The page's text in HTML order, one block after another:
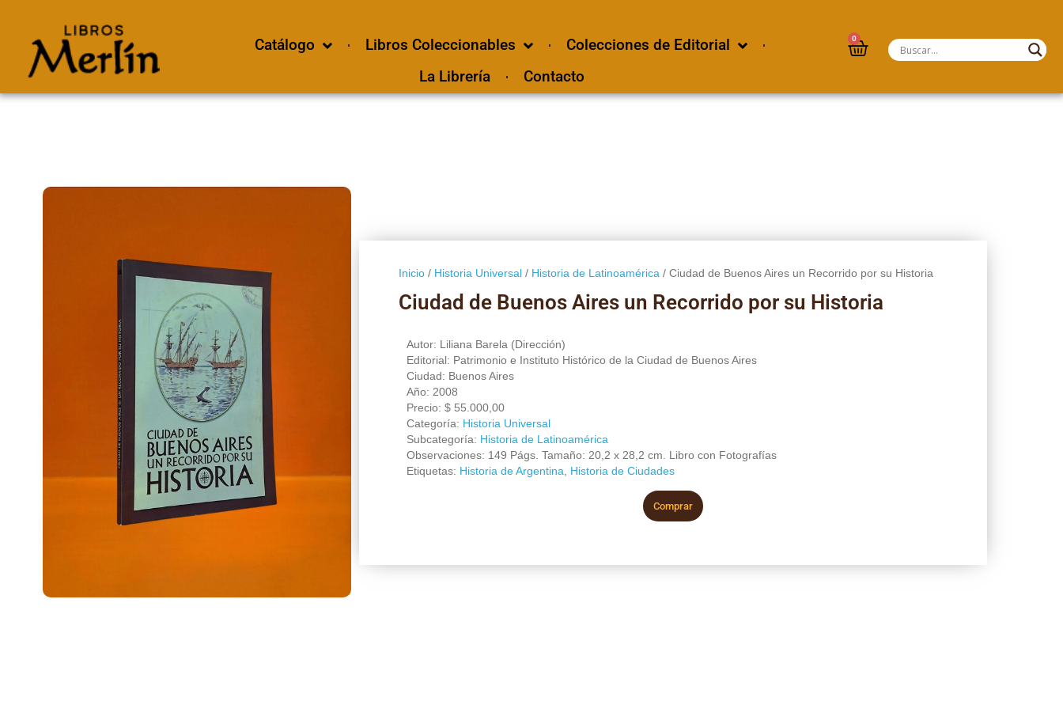
Catálogo Libros Coleccionables
Colecciones de Editorial
La Librería
Contacto
0
Inicio/ Historia Universal/ Historia de Latinoamérica / Ciudad de Buenos Aires un Recorrido por su Historia
Ciudad de Buenos Aires un Recorrido por su Historia
Autor: Liliana Barela (Dirección)
Editorial: Patrimonio e Instituto Histórico de la Ciudad de Buenos Aires
Ciudad: Buenos Aires
Año: 2008
Precio: $55.000,00
Categoría: Historia Universal
Subcategoría: Historia de Latinoamérica
Observaciones: 149 Págs. Tamaño: 20,2 x 28,2 cm. Libro con Fotografías
Etiquetas: Historia de Argentina Historia de Ciudades
Comprar